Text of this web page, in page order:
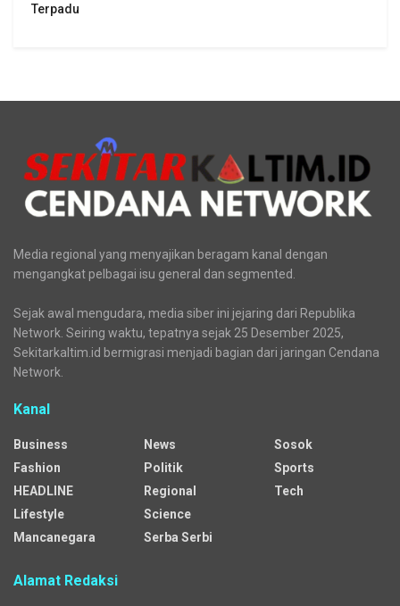
Terpadu
Media regional yang menyajikan beragam kanal dengan
mengangkat pelbagai isu general dan segmented.
Sejak awal mengudara, media siber ini jejaring dari Republika
Network. Seiring waktu, tepatnya sejak 25 Desember 2025,
Sekitarkaltim.id bermigrasi menjadi bagian dari jaringan Cendana
Network.
Kanal
Business
Fashion
HEADLINE
Lifestyle
Mancanegara
News
Politik
Regional
Science
Serba Serbi
Sosok
Sports
Tech
Alamat Redaksi